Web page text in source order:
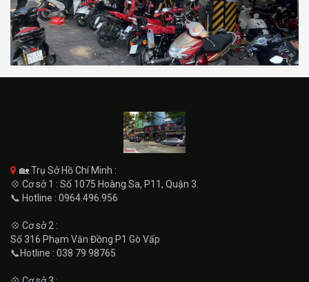
🏡 Trụ Sở Hồ Chí Minh :
💠 Cơ sở 1 : Số 1075 Hoàng Sa, P11, Quận 3.
📞 Hotline : 0964.496.956
💠 Cơ sở 2 :
Số 316 Phạm Văn Đồng P1 Gò Vấp
📞Hotline : 038 79 98765